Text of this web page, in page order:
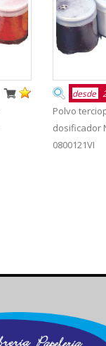
desde
Polvo
dosificador
0800121VI